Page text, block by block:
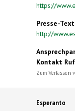
https://
Presse-
http://
Kontakt
Zum Verfassen
Esperanto